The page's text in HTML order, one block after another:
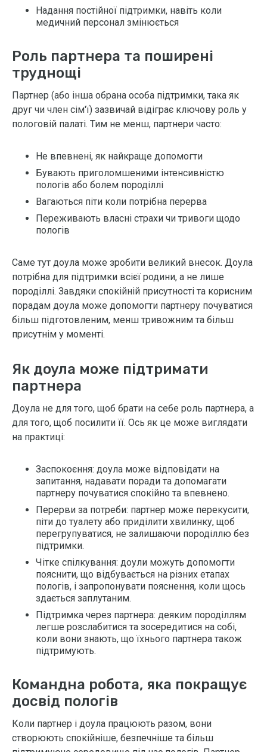
Надання постійної підтримки, навіть коли
медичний персонал змінюється
Роль партнера та поширені
труднощі
Партнер (або інша обрана особа підтримки, така як
друг чи член сім'ї) зазвичай відіграє ключову роль у
пологовій палаті. Тим не менш, партнери часто:
Не впевнені, як найкраще допомогти
Бувають приголомшеними інтенсивністю
пологів або болем породіллі
Вагаються піти коли потрібна перерва
Переживають власні страхи чи тривоги щодо
пологів
Саме тут доула може зробити великий внесок. Доула
потрібна для підтримки всієї родини, а не лише
породіллі. Завдяки спокійній присутності та корисним
порадам доула може допомогти партнеру почуватися
більш підготовленим, менш тривожним та більш
присутнім у моменті.
Як доула може підтримати
партнера
Доула не для того, щоб брати на себе роль партнера, а
для того, щоб посилити її. Ось як це може виглядати
на практиці:
Заспокоєння: доула може відповідати на
запитання, надавати поради та допомагати
партнеру почуватися спокійно та впевнено.
Перерви за потреби: партнер може перекусити,
піти до туалету або приділити хвилинку, щоб
перегрупуватися, не залишаючи породіллю без
підтримки.
Чітке спілкування: доули можуть допомогти
пояснити, що відбувається на різних етапах
пологів, і запропонувати пояснення, коли щось
здається заплутаним.
Підтримка через партнера: деяким породіллям
легше розслабитися та зосередитися на собі,
коли вони знають, що їхнього партнера також
підтримують.
Командна робота, яка покращує
досвід пологів
Коли партнер і доула працюють разом, вони
створюють спокійніше, безпечніше та більш